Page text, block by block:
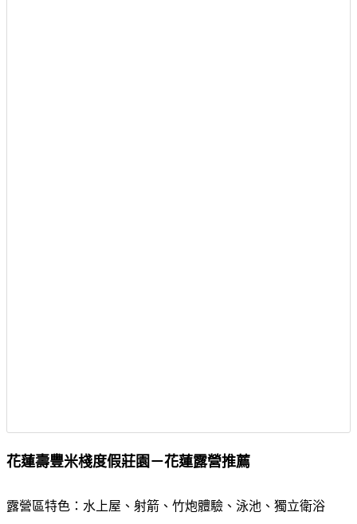
花蓮壽豐米棧度假莊園－花蓮露營推薦
露營區特色：水上屋、射箭、竹炮體驗、泳池、獨立衛浴